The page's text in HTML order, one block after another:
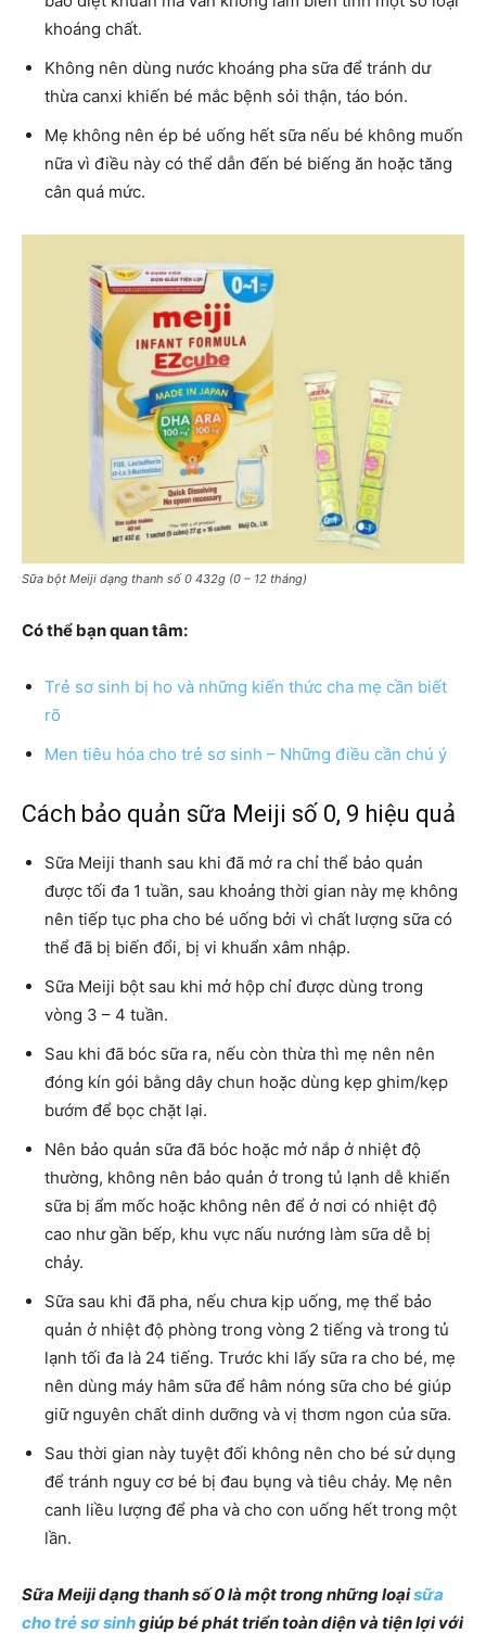
khoáng chất.
Không nên dùng nước khoáng pha sữa để tránh dư
thừa canxi khiến bé mắc bệnh sỏi thận, táo bón.
Mẹ không nên ép bé uống hết sữa nếu bé không muốn
nữa vì điều này có thể dẫn đến bé biếng ăn hoặc tăng
cân quá mức.
Sữa bột Meiji dạng thanh số 0 432g (0 – 12 tháng)
Có thể bạn quan tâm:
Trẻ sơ sinh bị ho và những kiến thức cha mẹ cần biết
rõ
Men tiêu hóa cho trẻ sơ sinh – Những điều cần chú ý
Cách bảo quản sữa Meiji số 0, 9 hiệu quả
Sữa Meiji thanh sau khi đã mở ra chỉ thể bảo quản
được tối đa 1 tuần, sau khoảng thời gian này mẹ không
nên tiếp tục pha cho bé uống bởi vì chất lượng sữa có
thể đã bị biến đổi, bị vi khuẩn xâm nhập.
Sữa Meiji bột sau khi mở hộp chỉ được dùng trong
vòng 3 – 4 tuần.
Sau khi đã bóc sữa ra, nếu còn thừa thì mẹ nên nên
đóng kín gói bằng dây chun hoặc dùng kẹp ghim/kẹp
bướm để bọc chặt lại.
Nên bảo quản sữa đã bóc hoặc mở nắp ở nhiệt độ
thường, không nên bảo quản ở trong tủ lạnh dễ khiến
sữa bị ẩm mốc hoặc không nên để ở nơi có nhiệt độ
cao như gần bếp, khu vực nấu nướng làm sữa dễ bị
chảy.
Sữa sau khi đã pha, nếu chưa kịp uống, mẹ thể bảo
quản ở nhiệt độ phòng trong vòng 2 tiếng và trong tủ
lạnh tối đa là 24 tiếng. Trước khi lấy sữa ra cho bé, mẹ
nên dùng máy hâm sữa để hâm nóng sữa cho bé giúp
giữ nguyên chất dinh dưỡng và vị thơm ngon của sữa.
Sau thời gian này tuyệt đối không nên cho bé sử dụng
để tránh nguy cơ bé bị đau bụng và tiêu chảy. Mẹ nên
canh liều lượng để pha và cho con uống hết trong một
lần.
Sữa Meiji dạng thanh số 0 là một trong những loạisữa
cho trẻ sơ sinhgiúp bé phát triển toàn diện và tiện lợi với